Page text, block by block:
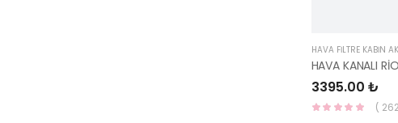
HAVA FİLTRE KABİN
HAVA KANALI
3395.00 ₺
(